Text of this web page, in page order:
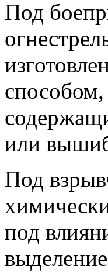
Под
или
Под
под